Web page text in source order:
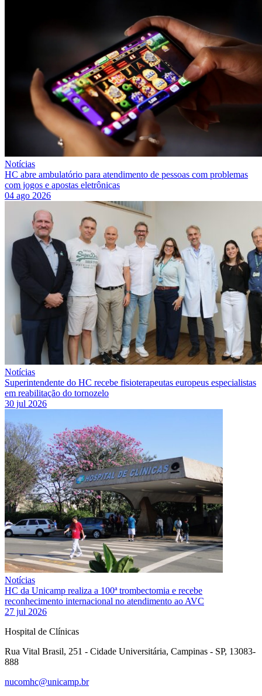
Notícias
HC abre ambulatório para atendimento de pessoas com problemas
com jogos e apostas eletrônicas
04 ago 2026
Notícias
Superintendente do HC recebe fisioterapeutas europeus especialistas
em reabilitação do tornozelo
30 jul 2026
Notícias
HC da Unicamp realiza a 100ª trombectomia e recebe
reconhecimento internacional no atendimento ao AVC
27 jul 2026
Hospital de Clínicas
Rua Vital Brasil, 251 - Cidade Universitária, Campinas - SP, 13083-
888
nucomhc@unicamp.br